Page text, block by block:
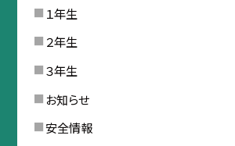
１年生
２年生
３年生
お知らせ
安全情報